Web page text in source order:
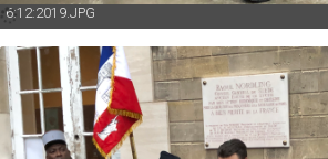
6:12:2019.JPG